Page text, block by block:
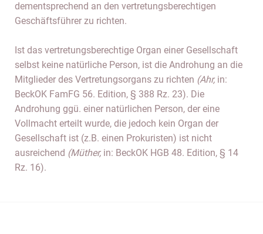
dementsprechend an den vertretungsberechtigen
Geschäftsführer zu richten.
Ist das vertretungsberechtige Organ einer Gesellschaft
selbst keine natürliche Person, ist die Androhung an die
Mitglieder des Vertretungsorgans zu richten (Ahr, in:
BeckOK FamFG 56. Edition, § 388 Rz. 23). Die
Androhung ggü. einer natürlichen Person, der eine
Vollmacht erteilt wurde, die jedoch kein Organ der
Gesellschaft ist (z.B. einen Prokuristen) ist nicht
ausreichend (Müther, in: BeckOK HGB 48. Edition, § 14
Rz. 16).